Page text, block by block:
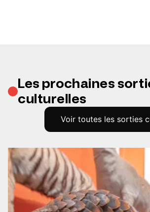
Les prochaines
culturelles
Voir toutes les sorties